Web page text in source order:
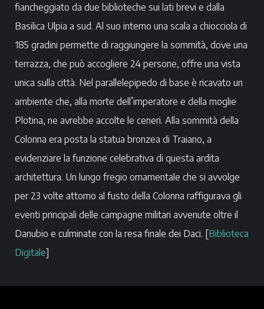
fiancheggiato da due biblioteche sui lati brevi e dalla
Basilica Ulpia a sud. Al suo interno una scala a chiocciola di
185 gradini permette di raggiungere la sommità, dove una
terrazza, che può accogliere 24 persone, offre una vista
unica sulla città. Nel parallelepipedo di base è ricavato un
ambiente che, alla morte dell’imperatore e della moglie
Plotina, ne avrebbe accolte le ceneri. Alla sommità della
Colonna era posta la statua bronzea di Traiano, a
evidenziare la funzione celebrativa di questa ardita
architettura. Un lungo fregio ornamentale che si avvolge
per 23 volte attorno al fusto della Colonna raffigurava gli
eventi principali delle campagne militari avvenute oltre il
Danubio e culminate con la resa finale dei Daci. [Biblioteca
Digitale]